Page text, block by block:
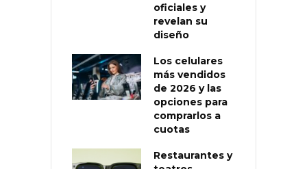
oficiales y
revelan su
diseño
Los celulares
más vendidos
de 2026 y las
opciones para
comprarlos a
cuotas
Restaurantes y